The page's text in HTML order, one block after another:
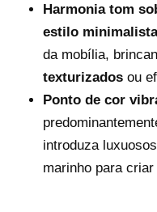
Harmonia tom
estilo minimalista
da mobília,
texturizadosou
Ponto de cor
introduza luxuosos
marinho para criar